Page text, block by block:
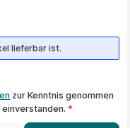
lieferbar ist.
zur Kenntnis genommen
einverstanden.*